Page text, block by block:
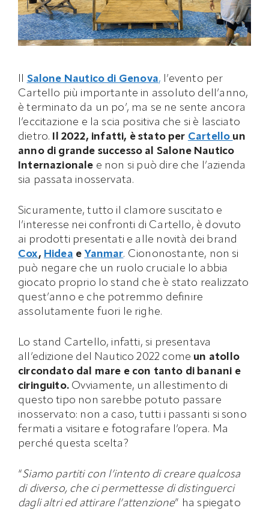
Salone Nautico di Genova, l’evento per
Cartello più importante in assoluto dell’anno,
è terminato da un po’, ma se ne sente ancora
l’eccitazione e la scia positiva che si è lasciato
dietro.
Il 2022, infatti, è stato per Cartello un
anno di grande successo al Salone Nautico
Internazionale e non si può dire che l’azienda
sia passata inosservata.
Sicuramente, tutto il clamore suscitato e
l’interesse nei confronti di Cartello, è dovuto
ai prodotti presentati e alle novità dei brand
Cox, Hidea eYanmar. Ciononostante, non si
può negare che un ruolo cruciale lo abbia
giocato proprio lo stand che è stato realizzato
quest’anno e che potremmo definire
assolutamente fuori le righe.
Lo stand Cartello, infatti, si presentava
all’edizione del Nautico 2022 come un atollo
circondato dal mare e con tanto di banani e
ciringuito.Ovviamente, un allestimento di
questo tipo non sarebbe potuto passare
inosservato: non a caso, tutti i passanti si sono
fermati a visitare e fotografare l’opera. Ma
perché questa scelta?
“Siamo partiti con l’intento di creare qualcosa
di diverso, che ci permettesse di distinguerci
dagli altri ed attirare l’attenzione” ha spiegato